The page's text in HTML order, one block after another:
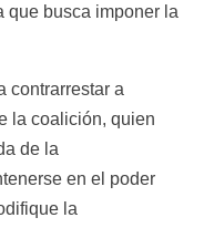
que busca imponer la
contrarrestar a
la coalición, quien
de la
en el poder
la